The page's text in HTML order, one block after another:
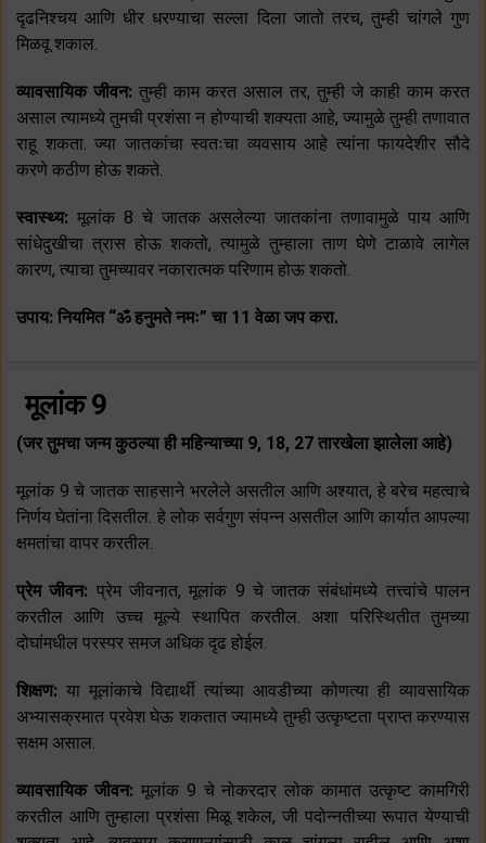
दृढनिश्चय आणि धीर धरण्याचा सल्ला दिला जातो तरच, तुम्ही चांगले गुण
मिळवू शकाल.
व्यावसायिक जीवन: तुम्ही काम करत असाल तर, तुम्ही जे काही काम करत
असाल त्यामध्ये तुमची प्रशंसा न होण्याची शक्यता आहे, ज्यामुळे तुम्ही तणावात
राहू शकता. ज्या जातकांचा स्वतःचा व्यवसाय आहे त्यांना फायदेशीर सौदे
करणे कठीण होऊ शकते.
स्वास्थ्य: मूलांक 8 चे जातक असलेल्या जातकांना तणावामुळे पाय आणि
सांधेदुखीचा त्रास होऊ शकतो, त्यामुळे तुम्हाला ताण घेणे टाळावे लागेल
कारण, त्याचा तुमच्यावर नकारात्मक परिणाम होऊ शकतो.
उपाय: नियमित “ॐ हनुमते नमः” चा 11 वेळा जप करा.
मूलांक 9
(जर तुमचा जन्म कुठल्या ही महिन्याच्या 9, 18, 27 तारखेला झालेला आहे)
मूलांक 9 चे जातक साहसाने भरलेले असतील आणि अश्यात, हे बरेच महत्वाचे
निर्णय घेतांना दिसतील. हे लोक सर्वगुण संपन्न असतील आणि कार्यात आपल्या
क्षमतांचा वापर करतील.
प्रेम जीवन: प्रेम जीवनात, मूलांक 9 चे जातक संबंधांमध्ये तत्त्वांचे पालन
करतील आणि उच्च मूल्ये स्थापित करतील. अशा परिस्थितीत तुमच्या
दोघांमधील परस्पर समज अधिक दृढ होईल.
शिक्षण: या मूलांकाचे विद्यार्थी त्यांच्या आवडीच्या कोणत्या ही व्यावसायिक
अभ्यासक्रमात प्रवेश घेऊ शकतात ज्यामध्ये तुम्ही उत्कृष्टता प्राप्त करण्यास
सक्षम असाल.
व्यावसायिक जीवन: मूलांक 9 चे नोकरदार लोक कामात उत्कृष्ट कामगिरी
करतील आणि तुम्हाला प्रशंसा मिळू शकेल, जी पदोन्नतीच्या रूपात येण्याची